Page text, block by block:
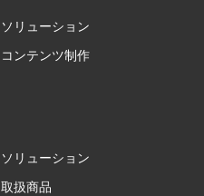
ソリューション
コンテンツ制作
ソリューション
取扱商品